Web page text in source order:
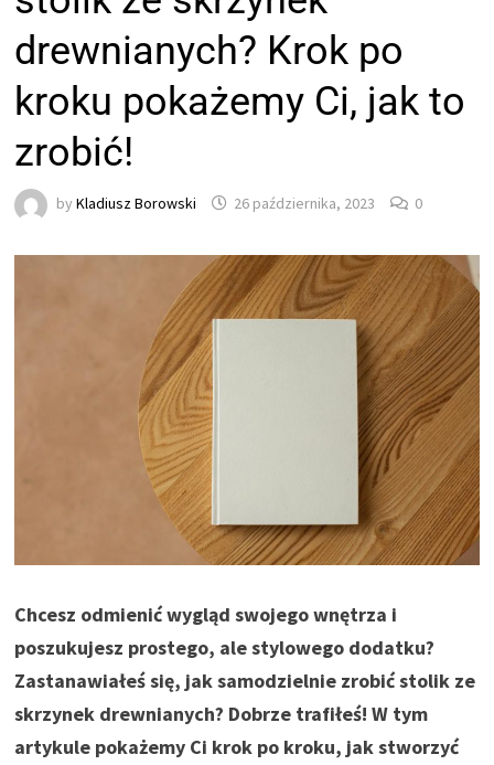
drewnianych? Krok po
kroku pokażemy Ci, jak to
zrobić!
byKladiusz Borowski 26 października, 2023 0
Chcesz odmienić wygląd swojego wnętrza i
poszukujesz prostego, ale stylowego dodatku?
Zastanawiałeś się, jak samodzielnie zrobić stolik ze
skrzynek drewnianych? Dobrze trafiłeś! W tym
artykule pokażemy Ci krok po kroku, jak stworzyć